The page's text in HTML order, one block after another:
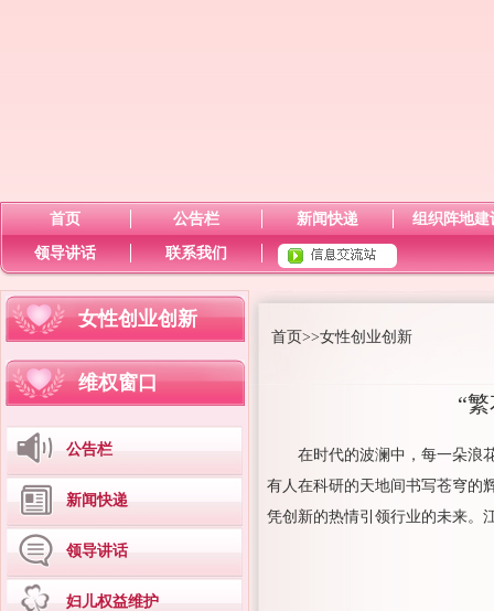
首页 公告栏 新闻快递 组织阵地建
领导讲话 联系我们
女性创业创新
维权窗口
公告栏
新闻快递
领导讲话
妇儿权益维护
首页>>女性创业创新
“
在时代的波澜中，每一朵浪
有人在科研的天地间书写苍穹的
凭创新的热情引领行业的未来。